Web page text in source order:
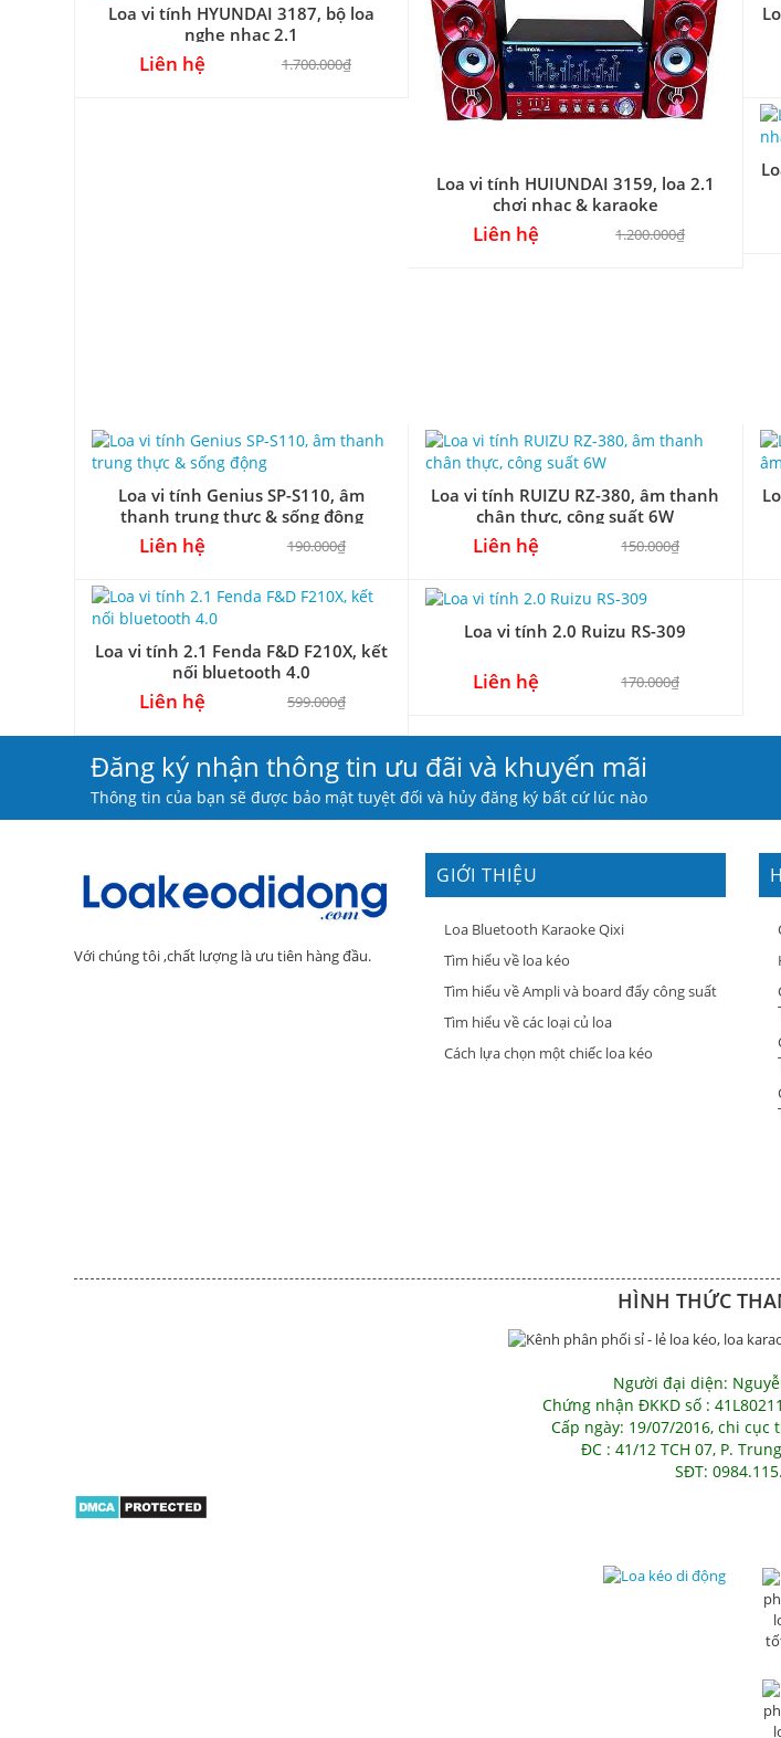
Loa vi tính HYUNDAI 3187, bộ loa
nghe nhạc 2.1
Liên hệ 1.700.000₫
Loa vi tính HUIUNDAI 3159, loa 2.1
chơi nhạc & karaoke
Liên hệ 1.200.000₫
Loa vi tính Genius SP-S110, âm
thanh trung thực & sống động
Liên hệ 190.000₫
Loa vi tính RUIZU RZ-380, âm thanh
chân thực, công suất 6W
Liên hệ 150.000₫
Loa vi tính 2.1 Fenda F&D F210X, kết
nối bluetooth 4.0
Liên hệ 599.000₫
Loa vi tính 2.0 Ruizu RS-309
Liên hệ 170.000₫
Đăng ký nhận thông tin ưu đãi và khuyến mãi
Thông tin của bạn sẽ được bảo mật tuyệt đối và hủy đăng ký bất cứ lúc nào
Với chúng tôi ,chất lượng là ưu tiên hàng đầu.
GIỚI THIỆU
Loa Bluetooth Karaoke Qixi
Tìm hiểu về loa kéo
Tìm hiểu về Ampli và board đẩy công suất
Tìm hiểu về các loại củ loa
Cách lựa chọn một chiếc loa kéo
HÌNH THỨC
Người đại diện:
Chứng nhận ĐKKD số :
Cấp ngày: 19/07/2016, chi cục
ĐC : 41/12 TCH 07, P.
SĐT: